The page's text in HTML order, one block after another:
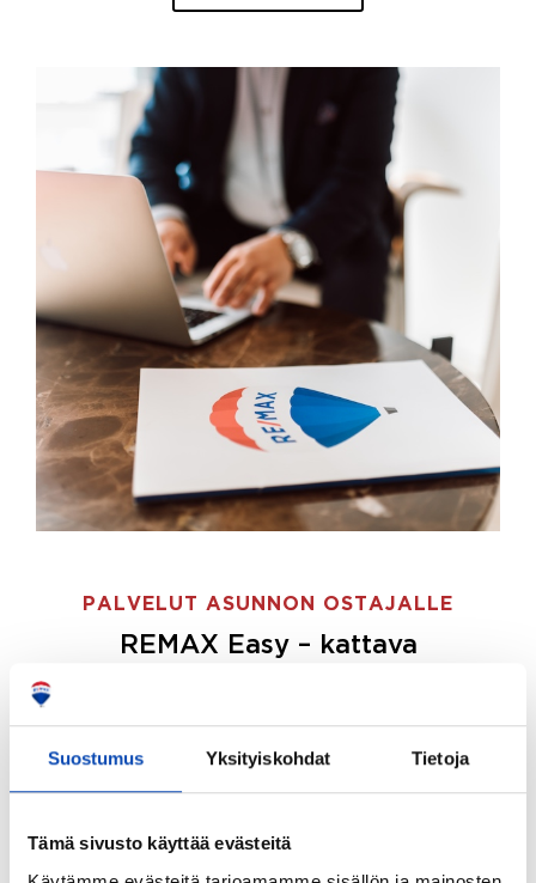
Suostumus Yksityiskohdat Tietoja
Tämä sivusto käyttää evästeitä
PALVELUT ASUNNON OSTAJALLE
REMAX Easy – kattava
ostajille.
Tee ostotoimeksianto ja etsimme juuri